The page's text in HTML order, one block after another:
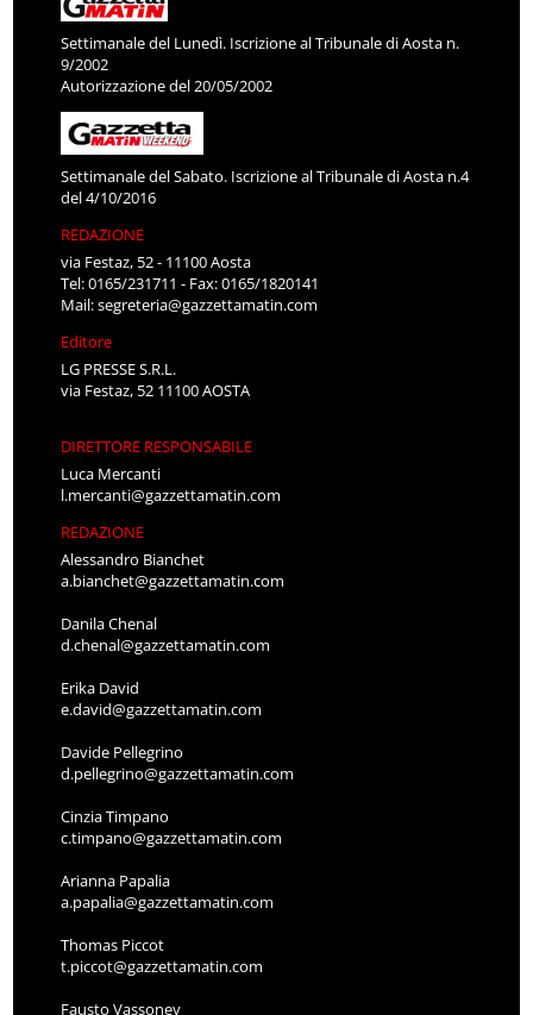
Settimanale del Lunedì. Iscrizione al Tribunale di Aosta n.
9/2002
Autorizzazione del 20/05/2002
Settimanale del Sabato. Iscrizione al Tribunale di Aosta n.4
del 4/10/2016
REDAZIONE
via Festaz, 52 - 11100 Aosta
Tel: 0165/231711 - Fax: 0165/1820141
Mail:segreteria@gazzettamatin.com
Editore
LG PRESSE S.R.L.
via Festaz, 52 11100 AOSTA
DIRETTORE RESPONSABILE
Luca Mercanti
l.mercanti@gazzettamatin.com
REDAZIONE
Alessandro Bianchet
a.bianchet@gazzettamatin.com
Danila Chenal
d.chenal@gazzettamatin.com
Erika David
e.david@gazzettamatin.com
Davide Pellegrino
d.pellegrino@gazzettamatin.com
Cinzia Timpano
c.timpano@gazzettamatin.com
Arianna Papalia
a.papalia@gazzettamatin.com
Thomas Piccot
t.piccot@gazzettamatin.com
Fausto Vassoney